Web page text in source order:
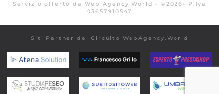
Servizio offerto da Web Agency World - © 2026 - P.Iva
03657910547
Siti Partner del Circuito WebAgency.World
atenasolution.it www.francescogrillo.it
www.studiareseo.orgwww.subitositoweb.it